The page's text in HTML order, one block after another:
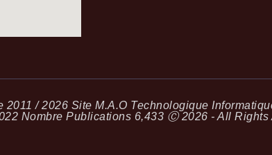
2011 / 2026 Site M.A.O Technologique
Nombre Publications 6,433 Ⓒ 2026 - All Rights